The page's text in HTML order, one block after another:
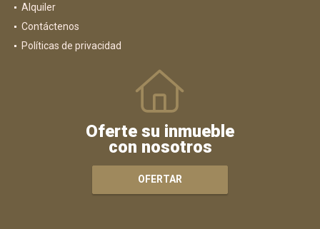
Alquiler
Contáctenos
Políticas de privacidad
Oferte su inmueble
con nosotros
OFERTAR